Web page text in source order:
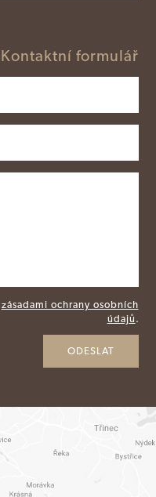
Kontaktní formulář
zásadami ochrany osobních
údajů .